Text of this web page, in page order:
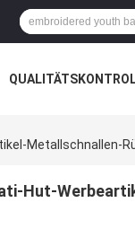
Metallschnallen-
Hut-